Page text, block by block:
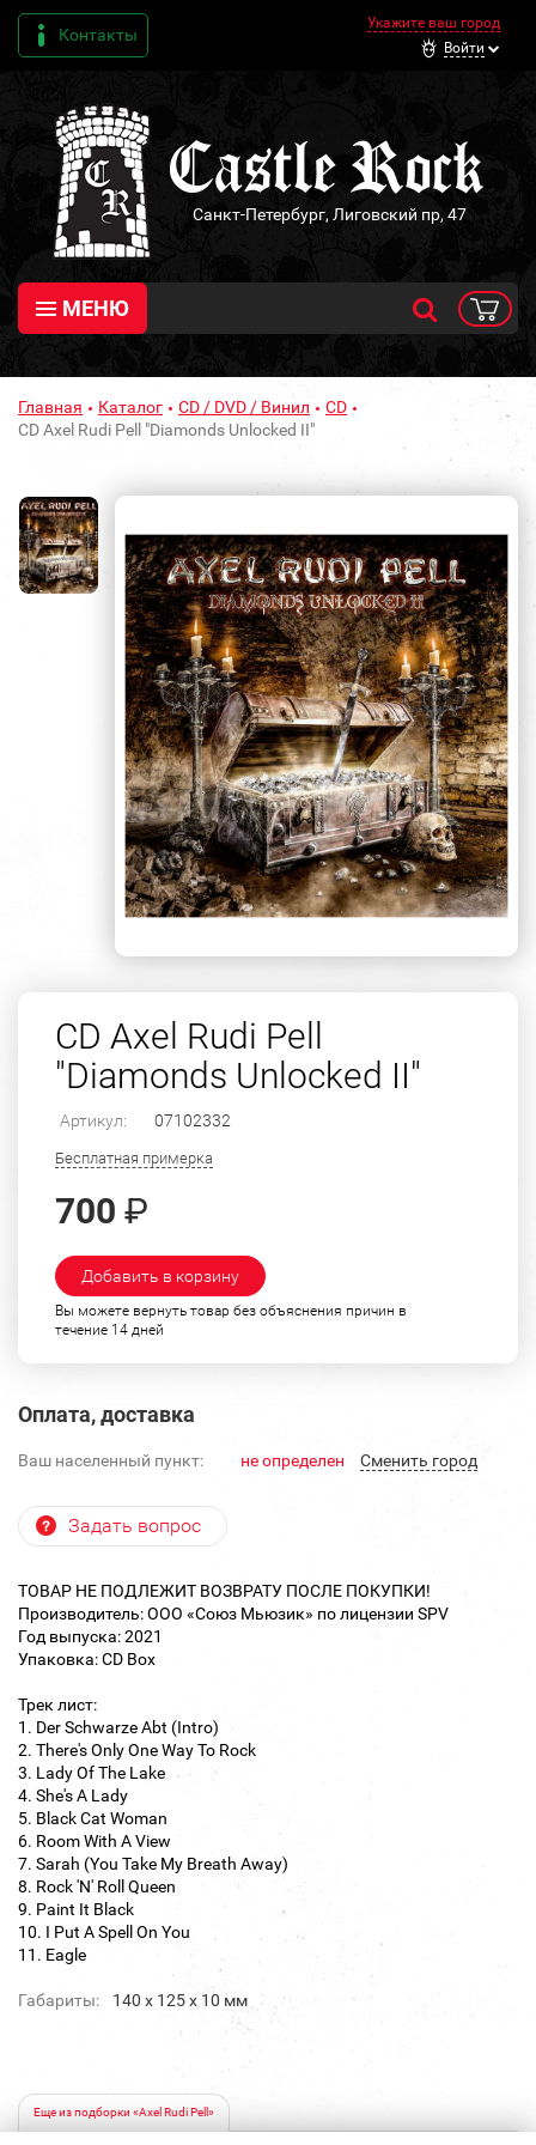
Контакты
Укажите ваш город
Войти
Санкт-Петербург, Лиговский пр, 47
МЕНЮ
Главная Каталог CD / DVD / Винил
CD
CD Axel Rudi Pell "Diamonds Unlocked II"
CD Axel Rudi Pell
"Diamonds Unlocked II"
Артикул: 07102332
Бесплатная примерка
700 ₽
Добавить в корзину
Вы можете вернуть товар без объяснения причин в
течение 14 дней
Оплата, доставка
Ваш населенный пункт: не определен Cменить город
Задать вопрос
ТОВАР НЕ ПОДЛЕЖИТ ВОЗВРАТУ ПОСЛЕ ПОКУПКИ!
Производитель: ООО «Союз Мьюзик» по лицензии SPV
Год выпуска: 2021
Упаковка: CD Box
Трек лист:
1. Der Schwarze Abt (Intro)
2. There's Only One Way To Rock
3. Lady Of The Lake
4. She's A Lady
5. Black Cat Woman
6. Room With A View
7. Sarah (You Take My Breath Away)
8. Rock 'N' Roll Queen
9. Paint It Black
10. I Put A Spell On You
11. Eagle
Габариты: 140 х 125 х 10 мм
Еще из подборки «Axel Rudi Pell»